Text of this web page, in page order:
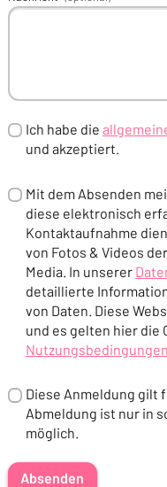
Ich habe die
(Öffnet in
und akzeptiert.
Mit dem Absenden
diese elektronisch
Kontaktaufnahme
von Fotos & Videos
Media. In unserer
detaillierte
von Daten. Diese
und es gelten hier die
Nutzungsbedingungen
Diese Anmeldung gilt
Abmeldung ist nur in
möglich.
Absenden